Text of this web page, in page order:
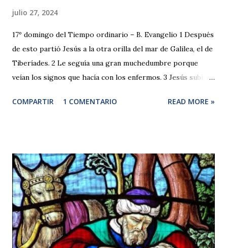
julio 27, 2024
17º domingo del Tiempo ordinario – B. Evangelio 1 Después
de esto partió Jesús a la otra orilla del mar de Galilea, el de
Tiberíades. 2 Le seguía una gran muchedumbre porque
veían los signos que hacía con los enfermos. 3 Jesús subió
ser la Pascua, la fiesta de los judíos. 5 Jesús, al levantar la
que iba a hacer. 7 Felipe le respondió: —Doscientos
denarios de pan no bastan ni para que cada uno coma un
poco. 8 Uno de sus discípulos, Andrés, el hermano de
Simón Pedro, le dijo: 9 —Aquí hay un muchacho que tiene
cinco panes de cebada y do...
COMPARTIR 1 COMENTARIO READ MORE »